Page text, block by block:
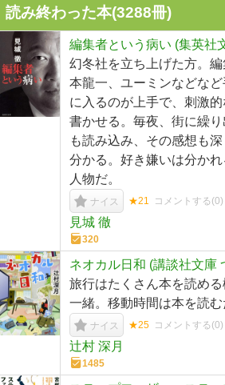
読み終わった本(3288冊)
編集者という病い (集英社
幻冬社を立ち上げた方。
本龍一、ユーミンなどな
に入るのが上手で、刺激
書かせる。毎夜、街に繰
も読み込み、その感想も
分かる。好き嫌いは分か
人物だ。
ナイス ★21 コメントする(0)
見城 徹
320
ネオカル日和 (講談社文庫
旅行はたくさん本を読め
一緒。移動時間は本を読む
ナイス ★25 コメントする(0)
辻村 深月
1485